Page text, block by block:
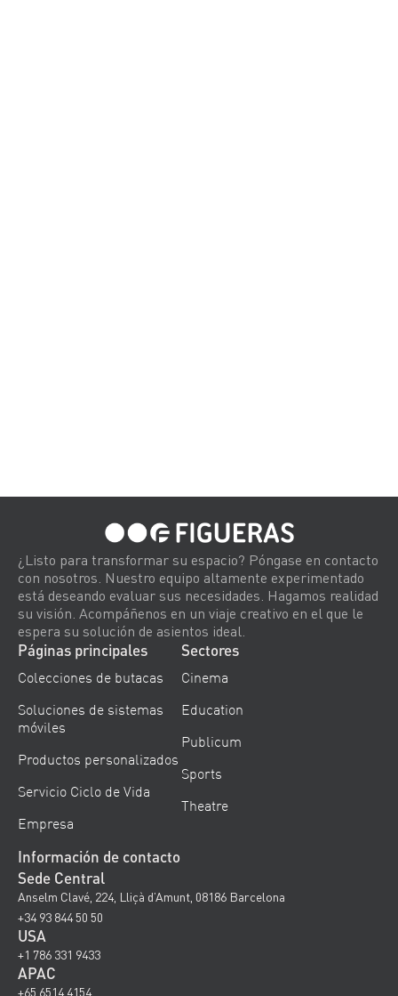
¿Listo para transformar su espacio? Póngase en contacto
con nosotros. Nuestro equipo altamente experimentado
está deseando evaluar sus necesidades. Hagamos realidad
su visión. Acompáñenos en un viaje creativo en el que le
espera su solución de asientos ideal.
Páginas principales
Colecciones de butacas
Soluciones de sistemas
móviles
Productos personalizados
Servicio Ciclo de Vida
Empresa
Sectores
Cinema
Education
Publicum
Sports
Theatre
Información de contacto
Sede Central
Anselm Clavé, 224, Lliçà d’Amunt, 08186 Barcelona
+34 93 844 50 50
USA
+1 786 331 9433
APAC
+65 6514 4154